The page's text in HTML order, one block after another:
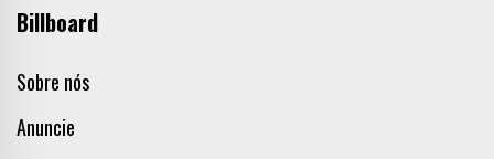
Billboard
Sobre nós
Anuncie